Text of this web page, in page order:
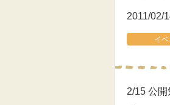
2011/02/
イ
2/15 公